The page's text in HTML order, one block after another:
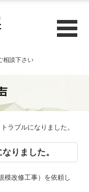
相談下さい
ラブルになりました。
りました。
模改修工事）を依頼し